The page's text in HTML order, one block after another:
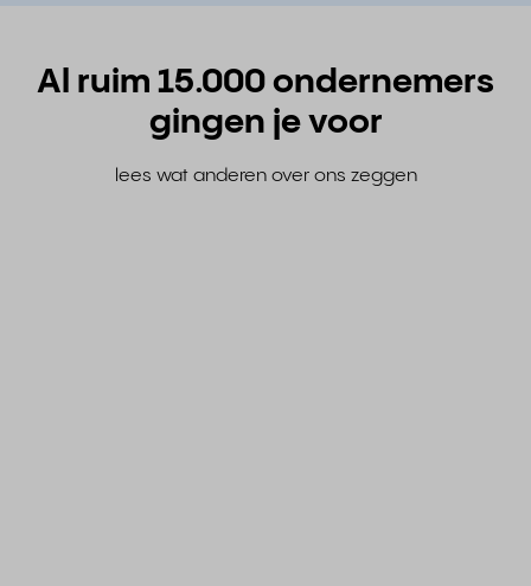
Al ruim 15.000 ondernemers
gingen je voor
lees wat anderen over ons zeggen